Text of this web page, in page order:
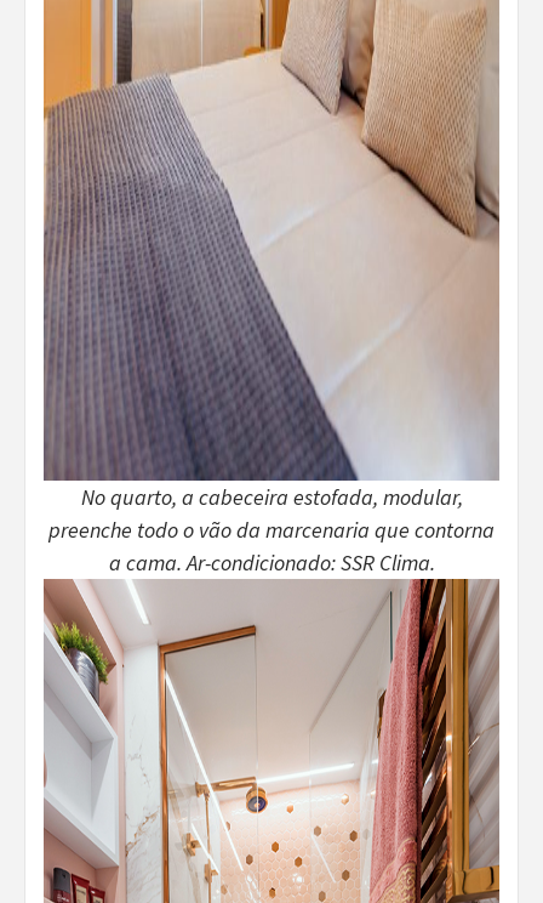
No quarto, a cabeceira estofada, modular,
preenche todo o vão da marcenaria que contorna
a cama. Ar-condicionado: SSR Clima.